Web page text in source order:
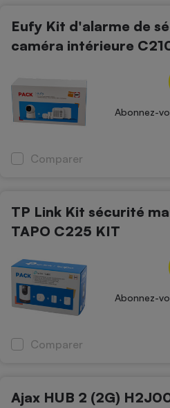
Eufy Kit d'alarme de
caméra intérieure
Abonnez-
Comparer
TP Link Kit sécurité
TAPO C225 KIT
Abonnez-
Comparer
Ajax HUB 2 (2G)